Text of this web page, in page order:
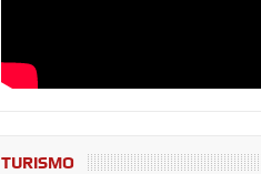
TURISMO